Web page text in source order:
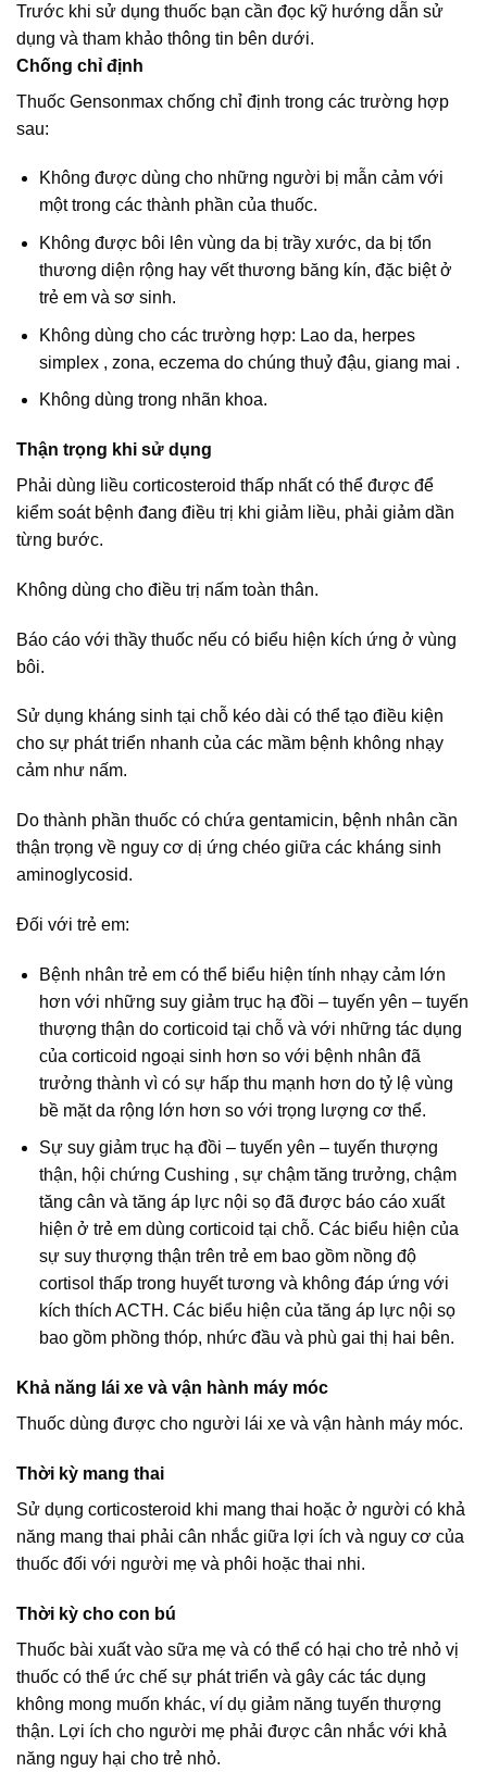
Trước khi sử dụng thuốc bạn cần đọc kỹ hướng dẫn sử
dụng và tham khảo thông tin bên dưới.
Chống chỉ định
Thuốc Gensonmax chống chỉ định trong các trường hợp
sau:
Không được dùng cho những người bị mẫn cảm với
một trong các thành phần của thuốc.
Không được bôi lên vùng da bị trầy xước, da bị tổn
thương diện rộng hay vết thương băng kín, đặc biệt ở
trẻ em và sơ sinh.
Không dùng cho các trường hợp: Lao da, herpes
simplex , zona, eczema do chúng thuỷ đậu, giang mai .
Không dùng trong nhãn khoa.
Thận trọng khi sử dụng
Phải dùng liều corticosteroid thấp nhất có thể được để
kiểm soát bệnh đang điều trị khi giảm liều, phải giảm dần
từng bước.
Không dùng cho điều trị nấm toàn thân.
Báo cáo với thầy thuốc nếu có biểu hiện kích ứng ở vùng
bôi.
Sử dụng kháng sinh tại chỗ kéo dài có thể tạo điều kiện
cho sự phát triển nhanh của các mầm bệnh không nhạy
cảm như nấm.
Do thành phần thuốc có chứa gentamicin, bệnh nhân cần
thận trọng về nguy cơ dị ứng chéo giữa các kháng sinh
aminoglycosid.
Đối với trẻ em:
Bệnh nhân trẻ em có thể biểu hiện tính nhạy cảm lớn
hơn với những suy giảm trục hạ đồi – tuyến yên – tuyến
thượng thận do corticoid tại chỗ và với những tác dụng
của corticoid ngoại sinh hơn so với bệnh nhân đã
trưởng thành vì có sự hấp thu mạnh hơn do tỷ lệ vùng
bề mặt da rộng lớn hơn so với trọng lượng cơ thể.
Sự suy giảm trục hạ đồi – tuyến yên – tuyến thượng
thận, hội chứng Cushing , sự chậm tăng trưởng, chậm
tăng cân và tăng áp lực nội sọ đã được báo cáo xuất
hiện ở trẻ em dùng corticoid tại chỗ. Các biểu hiện của
sự suy thượng thận trên trẻ em bao gồm nồng độ
cortisol thấp trong huyết tương và không đáp ứng với
kích thích ACTH. Các biểu hiện của tăng áp lực nội sọ
bao gồm phồng thóp, nhức đầu và phù gai thị hai bên.
Khả năng lái xe và vận hành máy móc
Thuốc dùng được cho người lái xe và vận hành máy móc.
Thời kỳ mang thai
Sử dụng corticosteroid khi mang thai hoặc ở người có khả
năng mang thai phải cân nhắc giữa lợi ích và nguy cơ của
thuốc đối với người mẹ và phôi hoặc thai nhi.
Thời kỳ cho con bú
Thuốc bài xuất vào sữa mẹ và có thể có hại cho trẻ nhỏ vị
thuốc có thể ức chế sự phát triển và gây các tác dụng
không mong muốn khác, ví dụ giảm năng tuyến thượng
thận. Lợi ích cho người mẹ phải được cân nhắc với khả
năng nguy hại cho trẻ nhỏ.